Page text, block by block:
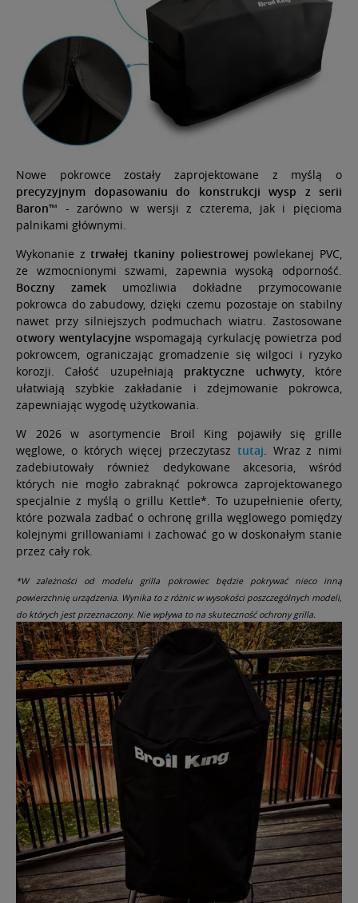
Nowe pokrowce zostały zaprojektowane z myślą o
precyzyjnym dopasowaniu do konstrukcji wysp z serii
Baron™ -zarówno w wersji z czterema, jak i pięcioma
palnikami głównymi.
Wykonanie ztrwałej tkaniny poliestrowej powlekanej PVC,
ze wzmocnionymi szwami, zapewnia wysoką odporność.
Boczny zamek umożliwia dokładne przymocowanie
pokrowca do zabudowy, dzięki czemu pozostaje on stabilny
nawet przy silniejszych podmuchach wiatru. Zastosowane
otwory wentylacyjne wspomagają cyrkulację powietrza pod
pokrowcem, ograniczając gromadzenie się wilgoci i ryzyko
korozji. Całość uzupełniają praktyczne uchwyty, które
ułatwiają szybkie zakładanie i zdejmowanie pokrowca,
zapewniając wygodę użytkowania.
W 2026 w asortymencie Broil King pojawiły się grille
węglowe, o których więcej przeczytasz tutaj. Wraz z nimi
zadebiutowały również dedykowane akcesoria, wśród
których nie mogło zabraknąć pokrowca zaprojektowanego
specjalnie z myślą o grillu Kettle*. To uzupełnienie oferty,
które pozwala zadbać o ochronę grilla węglowego pomiędzy
kolejnymi grillowaniami i zachować go w doskonałym stanie
przez cały rok.
*W zależności od modelu grilla pokrowiec będzie pokrywać nieco inną
powierzchnię urządzenia. Wynika to z różnic w wysokości poszczególnych modeli,
do których jest przeznaczony. Nie wpływa to na skuteczność ochrony grilla.